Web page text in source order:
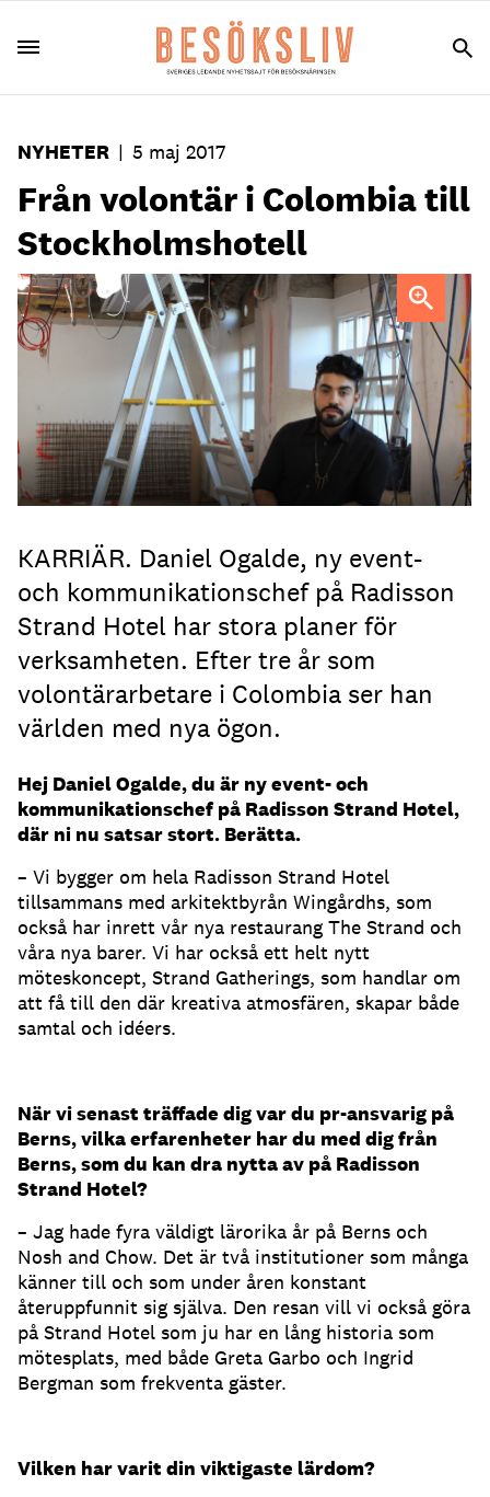
NYHETER | 5 maj 2017
Från volontär i Colombia till
Stockholmshotell
"Jag tog mig utanför min lilla bubbla och insåg att det
finns en rätt stor värld där utanför", säger Daniel Ogalde.
KARRIÄR. Daniel Ogalde, ny event-
och kommunikationschef på Radisson
Strand Hotel har stora planer för
verksamheten. Efter tre år som
volontärarbetare i Colombia ser han
världen med nya ögon.
Hej Daniel Ogalde, du är ny event- och
kommunikationschef på Radisson Strand Hotel,
där ni nu satsar stort. Berätta.
– Vi bygger om hela Radisson Strand Hotel
tillsammans med arkitektbyrån Wingårdhs, som
också har inrett vår nya restaurang The Strand och
våra nya barer. Vi har också ett helt nytt
möteskoncept, Strand Gatherings, som handlar om
att få till den där kreativa atmosfären, skapar både
samtal och idéers.
När vi senast träffade dig var du pr-ansvarig på
Berns, vilka erfarenheter har du med dig från
Berns, som du kan dra nytta av på Radisson
Strand Hotel?
– Jag hade fyra väldigt lärorika år på Berns och
Nosh and Chow. Det är två institutioner som många
känner till och som under åren konstant
återuppfunnit sig själva. Den resan vill vi också göra
på Strand Hotel som ju har en lång historia som
mötesplats, med både Greta Garbo och Ingrid
Bergman som frekventa gäster.
Vilken har varit din viktigaste lärdom?